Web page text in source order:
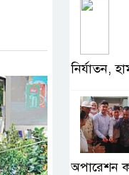
নির্যাতন,
অপারেশন